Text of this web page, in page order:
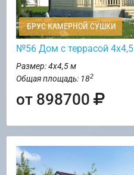
БРУС КАМЕРНОЙ СУШКИ
№56 Дом с террасой 4х4,5
Размер: 4х4,5 м
Общая площадь: 182
от 898700